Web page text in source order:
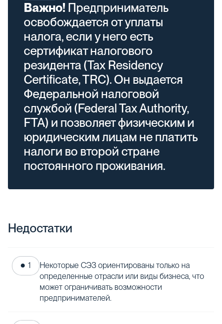
Важно! Предприниматель
освобождается от уплаты
налога, если у него есть
сертификат налогового
резидента (Tax Residency
Certificate, TRC). Он выдается
Федеральной налоговой
службой (Federal Tax Authority,
FTA) и позволяет физическим и
юридическим лицам не платить
налоги во второй стране
постоянного проживания.
Недостатки
Некоторые СЭЗ ориентированы только на
определенные отрасли или виды бизнеса, что
может ограничивать возможности
предпринимателей.